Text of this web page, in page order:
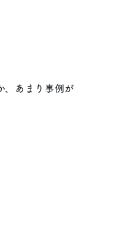
、あまり事例が